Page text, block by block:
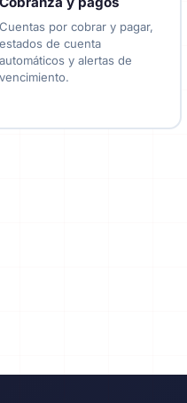
Cuentas por cobrar y pagar,
estados de cuenta
automáticos y alertas de
vencimiento.